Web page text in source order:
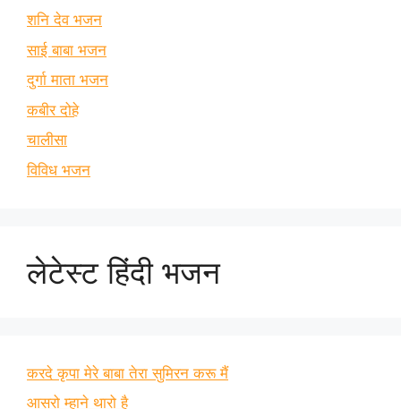
शनि देव भजन
साई बाबा भजन
दुर्गा माता भजन
कबीर दोहे
चालीसा
विविध भजन
लेटेस्ट हिंदी भजन
करदे कृपा मेरे बाबा तेरा सुमिरन करू मैं
आसरो म्हाने थारो है